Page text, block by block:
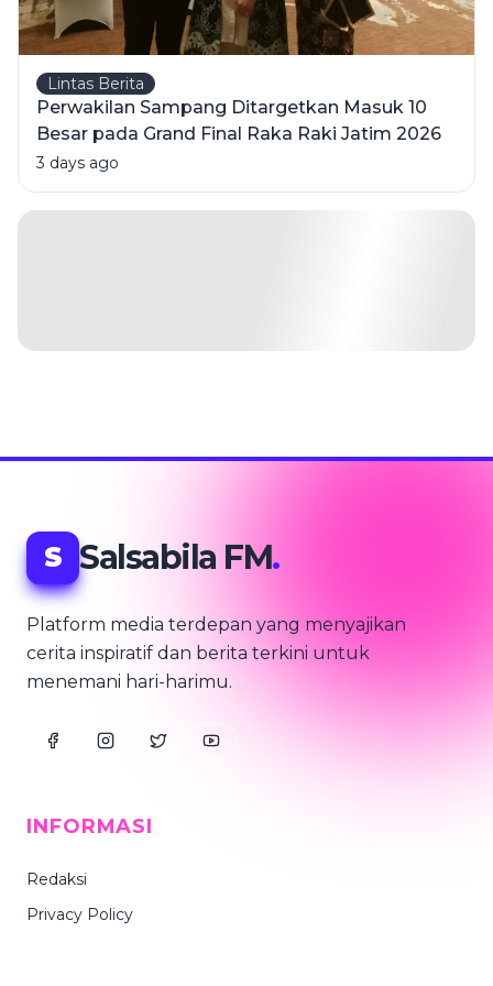
Lintas Berita
Perwakilan Sampang Ditargetkan Masuk 10
Besar pada Grand Final Raka Raki Jatim 2026
3 days ago
S Salsabila FM.
Platform media terdepan yang menyajikan
cerita inspiratif dan berita terkini untuk
menemani hari-harimu.
INFORMASI
Redaksi
Privacy Policy